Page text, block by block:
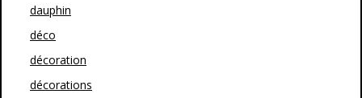
dauphin
déco
décoration
décorations